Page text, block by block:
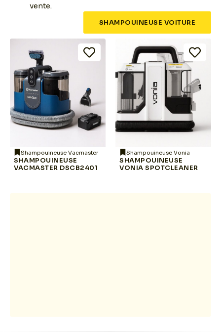
vente.
SHAMPOUINEUSE VOITURE
Shampouineuse Vacmaster
SHAMPOUINEUSE
VACMASTER DSCB2401
Shampouineuse Vonia
SHAMPOUINEUSE
VONIA SPOTCLEANER